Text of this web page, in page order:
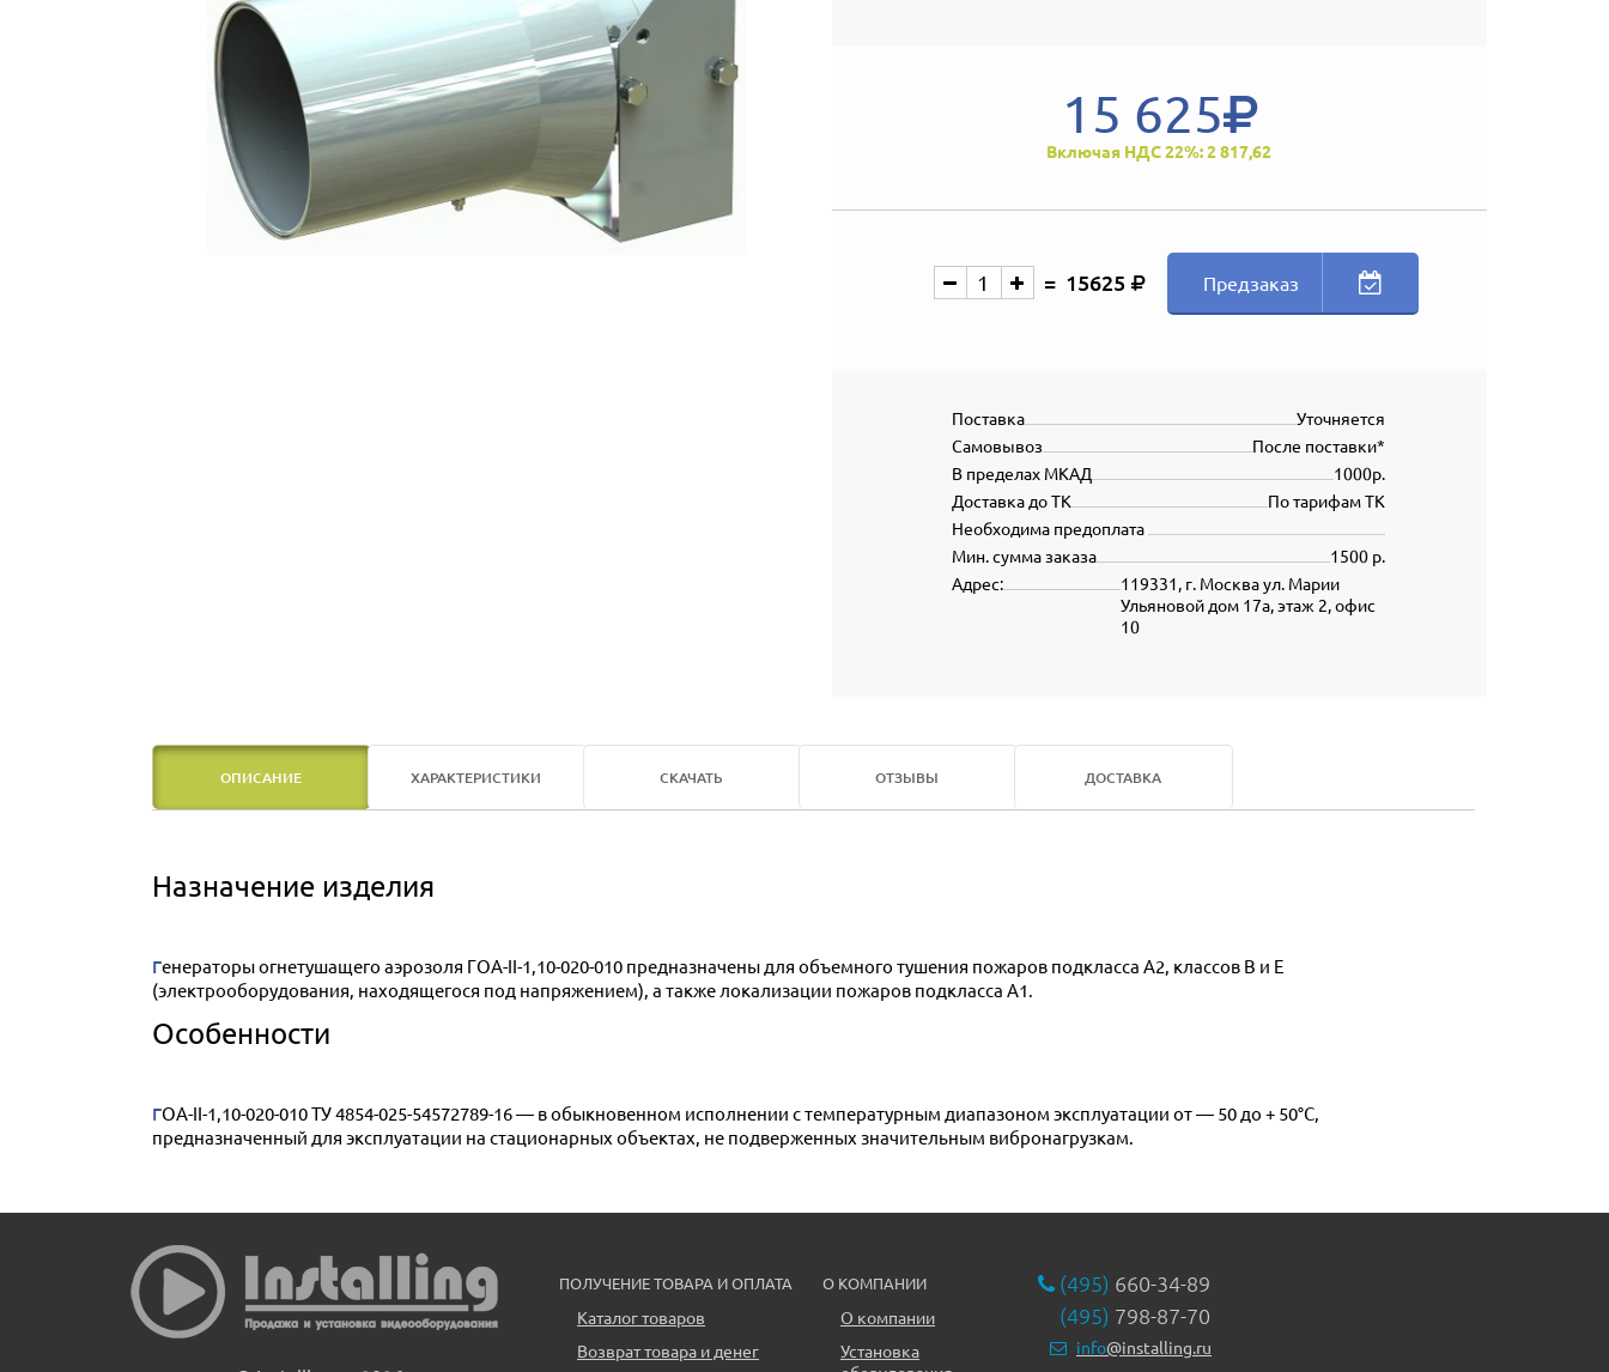
15 625
Включая НДС 22%: 2 817,62
15625 Предзаказ
Уточняется
Поставка
После поставки*
Самовывоз
1000р.
В пределах МКАД
По тарифам ТК
Доставка до ТК
Необходима предоплата
1500 р.
Мин. сумма заказа
119331, г. Москва ул. Марии
Ульяновой дом 17а, этаж 2, офис
10
Адрес:
ОПИСАНИЕ ХАРАКТЕРИСТИКИ СКАЧАТЬ ОТЗЫВЫ ДОСТАВКА
Назначение изделия
Генераторы огнетушащего аэрозоля ГОА-II-1,10-020-010 предназначены для объемного тушения пожаров подкласса А2, классов В и Е
(электрооборудования, находящегося под напряжением), а также локализации пожаров подкласса А1.
Особенности
ГОА-II-1,10-020-010 ТУ 4854-025-54572789-16 — в обыкновенном исполнении с температурным диапазоном эксплуатации от — 50 до + 50°С,
предназначенный для эксплуатации на стационарных объектах, не подверженных значительным вибронагрузкам.
ПОЛУЧЕНИЕ ТОВАРА И ОПЛАТА
Каталог товаров
Возврат товара и денег
О КОМПАНИИ
О компании
Установка
(495) 660-34-89
(495) 798-87-70
info@installing.ru